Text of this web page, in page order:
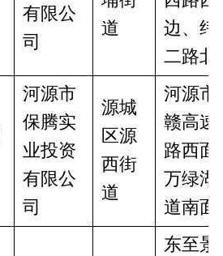
有限公
司
道
边、纬
二路北
河源市
保腾实
业投资
有限公
司
源城
区源
西街
道
河源市
赣高速
路西面
万绿湖
道南面
东至景